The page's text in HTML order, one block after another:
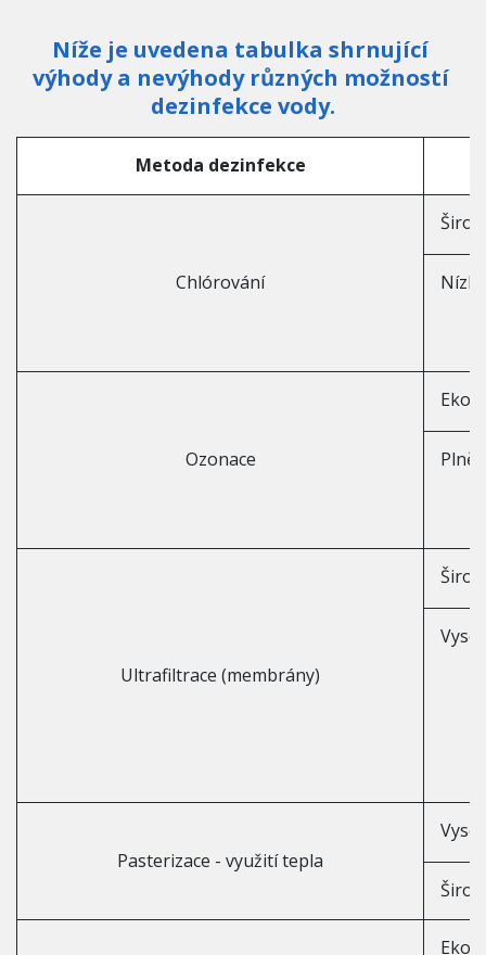
Níže je uvedena tabulka shrnující
výhody a nevýhody různých možností
dezinfekce vody.
Metoda dezinfekce
Chlórování
Ozonace Plně
Ultrafiltrace (membrány)
Pasterizace - využití tepla